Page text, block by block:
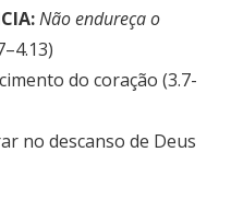
Não endureça o
do coração (3.7-
no descanso de Deus